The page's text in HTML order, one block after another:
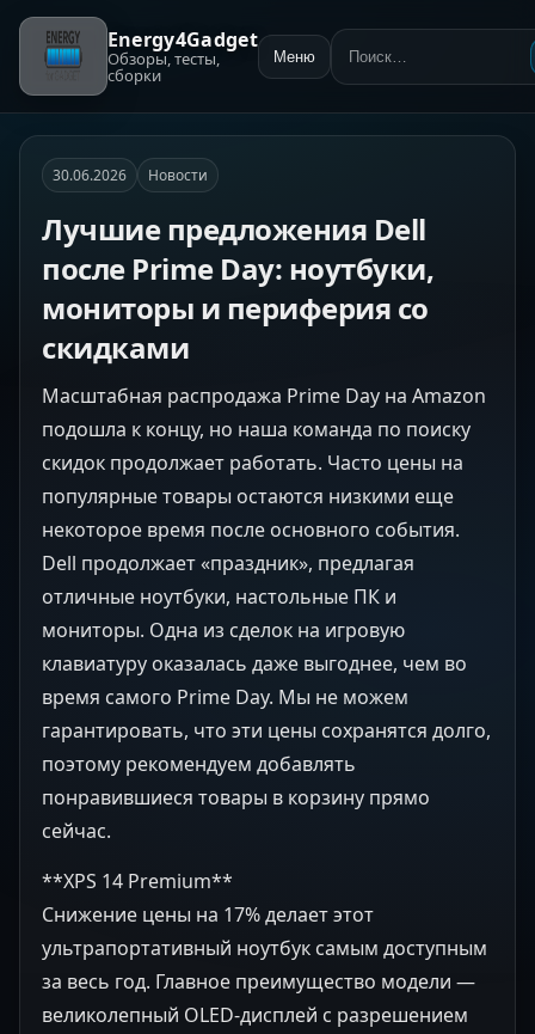
Energy4Gadget
Обзоры, тесты,
сборки
Меню Поиск:
30.06.2026 Новости
Лучшие предложения Dell
после Prime Day: ноутбуки,
мониторы и периферия со
скидками
Масштабная распродажа Prime Day на Amazon
подошла к концу, но наша команда по поиску
скидок продолжает работать. Часто цены на
популярные товары остаются низкими еще
некоторое время после основного события.
Dell продолжает «праздник», предлагая
отличные ноутбуки, настольные ПК и
мониторы. Одна из сделок на игровую
клавиатуру оказалась даже выгоднее, чем во
время самого Prime Day. Мы не можем
гарантировать, что эти цены сохранятся долго,
поэтому рекомендуем добавлять
понравившиеся товары в корзину прямо
сейчас.
**XPS 14 Premium**
Снижение цены на 17% делает этот
ультрапортативный ноутбук самым доступным
за весь год. Главное преимущество модели —
великолепный OLED-дисплей с разрешением